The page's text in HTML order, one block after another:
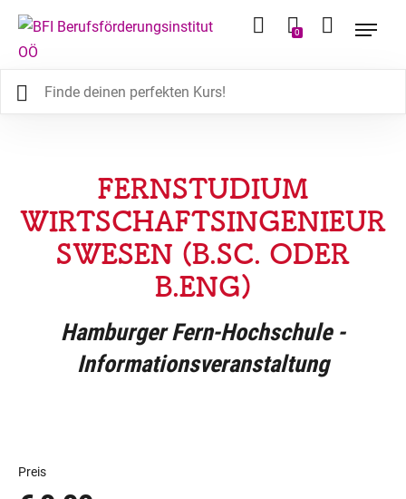
0
FERNSTUDIUM
WIRTSCHAFTSINGENIEUR
SWESEN (B.SC. ODER
B.ENG)
Hamburger Fern-Hochschule -
Informationsveranstaltung
Preis